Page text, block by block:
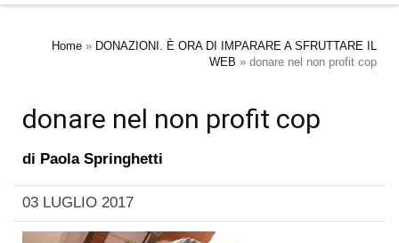
Home » DONAZIONI. È ORA DI IMPARARE A SFRUTTARE IL
WEB » donare nel non profit cop
donare nel non profit cop
di Paola Springhetti
03 LUGLIO 2017